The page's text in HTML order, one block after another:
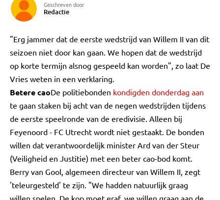
Geschreven door
Redactie
"Erg jammer dat de eerste wedstrijd van Willem II van dit
seizoen niet door kan gaan. We hopen dat de wedstrijd
op korte termijn alsnog gespeeld kan worden", zo laat De
Vries weten in een verklaring.
Betere caoDe politiebonden kondigden donderdag aan
te gaan staken bij acht van de negen wedstrijden tijdens
de eerste speelronde van de eredivisie. Alleen bij
Feyenoord - FC Utrecht wordt niet gestaakt. De bonden
willen dat verantwoordelijk minister Ard van der Steur
(Veiligheid en Justitie) met een beter cao-bod komt.
Berry van Gool, algemeen directeur van Willem II, zegt
'teleurgesteld' te zijn. "We hadden natuurlijk graag
willen spelen. De kop moet eraf, we willen graag aan de